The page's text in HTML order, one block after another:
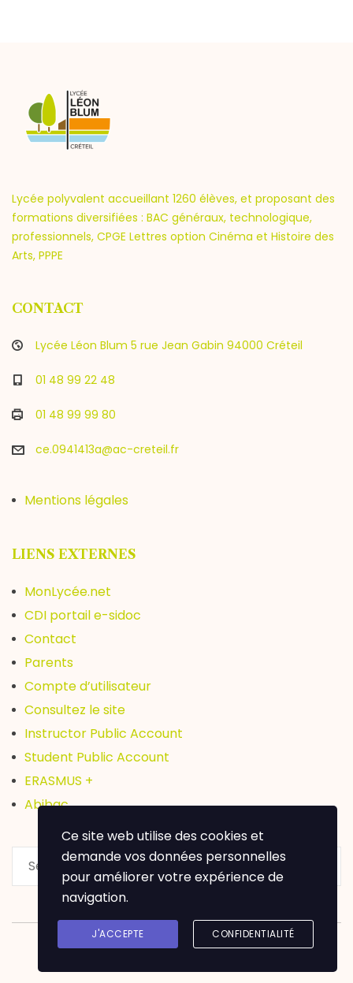
Lycée polyvalent accueillant 1260 élèves, et proposant des
formations diversifiées : BAC généraux, technologique,
professionnels, CPGE Lettres option Cinéma et Histoire des
Arts, PPPE
CONTACT
Lycée Léon Blum 5 rue Jean Gabin 94000 Créteil
01 48 99 22 48
01 48 99 99 80
ce.0941413a@ac-creteil.fr
Mentions légales
LIENS EXTERNES
MonLycée.net
CDI portail e-sidoc
Contact
Parents
Compte d’utilisateur
Consultez le site
Instructor Public Account
Student Public Account
ERASMUS +
Abibac
Ce site web utilise des cookies et
demande vos données personnelles
pour améliorer votre expérience de
navigation.
J'ACCEPTE CONFIDENTIALITÉ